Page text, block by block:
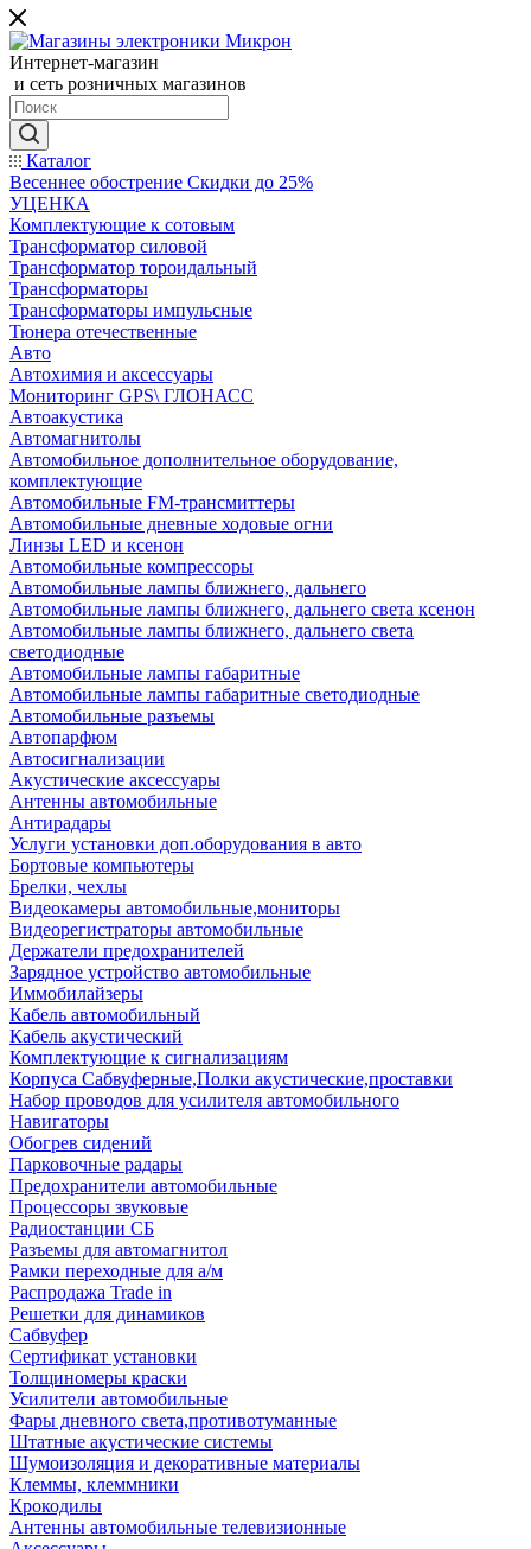
Интернет-магазин
и сеть розничных магазинов
Каталог
Весеннее обострение Скидки до 25%
УЦЕНКА
Комплектующие к сотовым
Трансформатор силовой
Трансформатор тороидальный
Трансформаторы
Трансформаторы импульсные
Тюнера отечественные
Авто
Автохимия и аксессуары
Мониторинг GPS\ ГЛОНАСС
Автоакустика
Автомагнитолы
Автомобильное дополнительное оборудование,
комплектующие
Автомобильные FM-трансмиттеры
Автомобильные дневные ходовые огни
Линзы LED и ксенон
Автомобильные компрессоры
Автомобильные лампы ближнего, дальнего
Автомобильные лампы ближнего, дальнего света ксенон
Автомобильные лампы ближнего, дальнего света
светодиодные
Автомобильные лампы габаритные
Автомобильные лампы габаритные светодиодные
Автомобильные разъемы
Автопарфюм
Автосигнализации
Акустические аксессуары
Антенны автомобильные
Антирадары
Услуги установки доп.оборудования в авто
Бортовые компьютеры
Брелки, чехлы
Видеокамеры автомобильные,мониторы
Видеорегистраторы автомобильные
Держатели предохранителей
Зарядное устройство автомобильные
Иммобилайзеры
Кабель автомобильный
Кабель акустический
Комплектующие к сигнализациям
Корпуса Сабвуферные,Полки акустические,проставки
Набор проводов для усилителя автомобильного
Навигаторы
Обогрев сидений
Парковочные радары
Предохранители автомобильные
Процессоры звуковые
Радиостанции СБ
Разъемы для автомагнитол
Рамки переходные для а/м
Распродажа Trade in
Решетки для динамиков
Сабвуфер
Сертификат установки
Толщиномеры краски
Усилители автомобильные
Фары дневного света,противотуманные
Штатные акустические системы
Шумоизоляция и декоративные материалы
Клеммы, клеммники
Крокодилы
Антенны автомобильные телевизионные